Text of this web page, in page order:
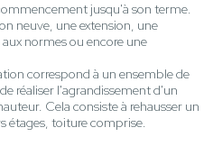
jusqu'à son terme.
neuve, une extension, une
normes ou encore une
correspond à un ensemble de
réaliser l'agrandissement d'un
Cela consiste à rehausser un
étages, toiture comprise.